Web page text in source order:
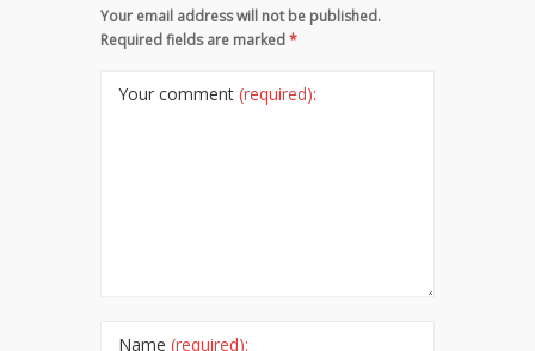
Your email address will not be published.
Required fields are marked*
Your comment (required):
Name (required):